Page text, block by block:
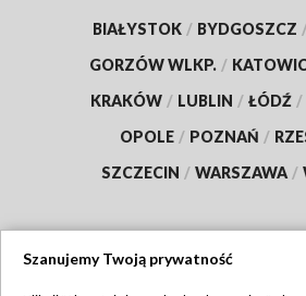
BIAŁYSTOK / BYDGOSZCZ
GORZÓW WLKP. /
KRAKÓW / LUBLIN / ŁÓDŹ /
OPOLE / POZNAŃ /
SZCZECIN / WARSZAWA /
Szanujemy Twoją prywatność